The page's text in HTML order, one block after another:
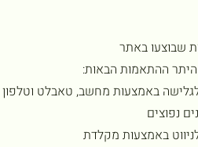
שבוצעו באתר
היתר ההתאמות הבאות:
באמצעות מחשב, טאבלט וטלפון
נפוצים
באמצעות מקלדת